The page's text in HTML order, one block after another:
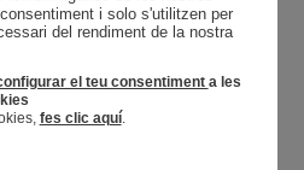
i solo s'utilitzen per
del rendiment de la nostra
el teu consentiment a les
fes clic aquí.